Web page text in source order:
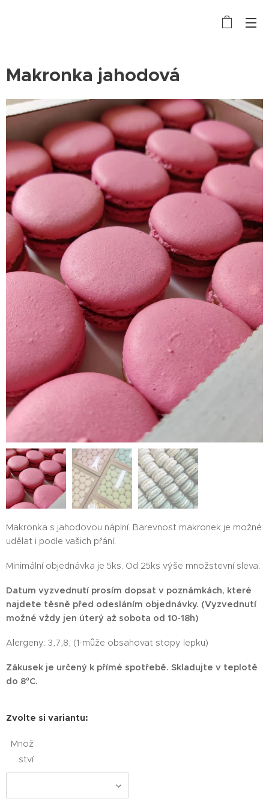
Makronka jahodová
Makronka s jahodovou náplní. Barevnost makronek je možné
udělat i podle vašich přání.
Minimální objednávka je 5ks. Od 25ks výše množstevní sleva.
Datum vyzvednutí prosím dopsat v poznámkách, které
najdete těsně před odesláním objednávky. (Vyzvednutí
možné vždy jen úterý až sobota od 10-18h)
Alergeny: 3,7,8, (1-může obsahovat stopy lepku)
Zákusek je určený k přímé spotřebě. Skladujte v teplotě
do 8°C.
Zvolte si variantu:
Množ
ství